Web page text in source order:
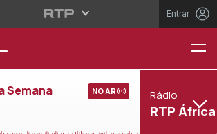
Entrar
Semana NO AR Rádio
RTP África